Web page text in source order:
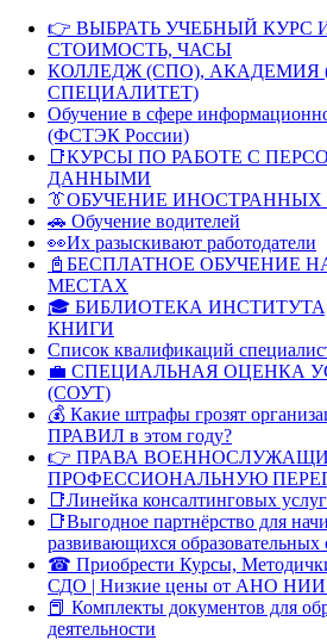
👉 ВЫБРАТЬ УЧЕБНЫЙ КУРС
СТОИМОСТЬ, ЧАСЫ
КОЛЛЕДЖ (СПО), АКАДЕМИЯ
СПЕЦИАЛИТЕТ)
Обучение в сфере
(ФСТЭК России)
📑КУРСЫ ПО РАБОТЕ С
ДАННЫМИ
👔ОБУЧЕНИЕ ИНОСТРАННЫХ
🚗 Обучение водителей
👀Их разыскивают работодатели
📓БЕСПЛАТНОЕ ОБУЧЕНИЕ
МЕСТАХ
🎓 БИБЛИОТЕКА
КНИГИ
Список квалификаций
💼 СПЕЦИАЛЬНАЯ ОЦЕНКА
(СОУТ)
💰 Какие штрафы грозят
ПРАВИЛ в этом году?
👉 ПРАВА
ПРОФЕССИОНАЛЬНУЮ
📑Линейка консалтинговых услуг
📑Выгодное партнёрство для
развивающихся образовательных
☎ Приобрести Курсы,
СДО | Низкие цены от АНО
📕 Комплекты документов для
деятельности